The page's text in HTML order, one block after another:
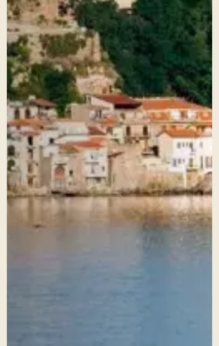
DIENSTLEISTUNGEN
GESCHENKKARTEN
NACHRICHTEN UND VERANSTALTUNGEN
ANGEBOTE
CHECK-OUT
8 Aug 2026
ZIMMER
ERWACHSENE